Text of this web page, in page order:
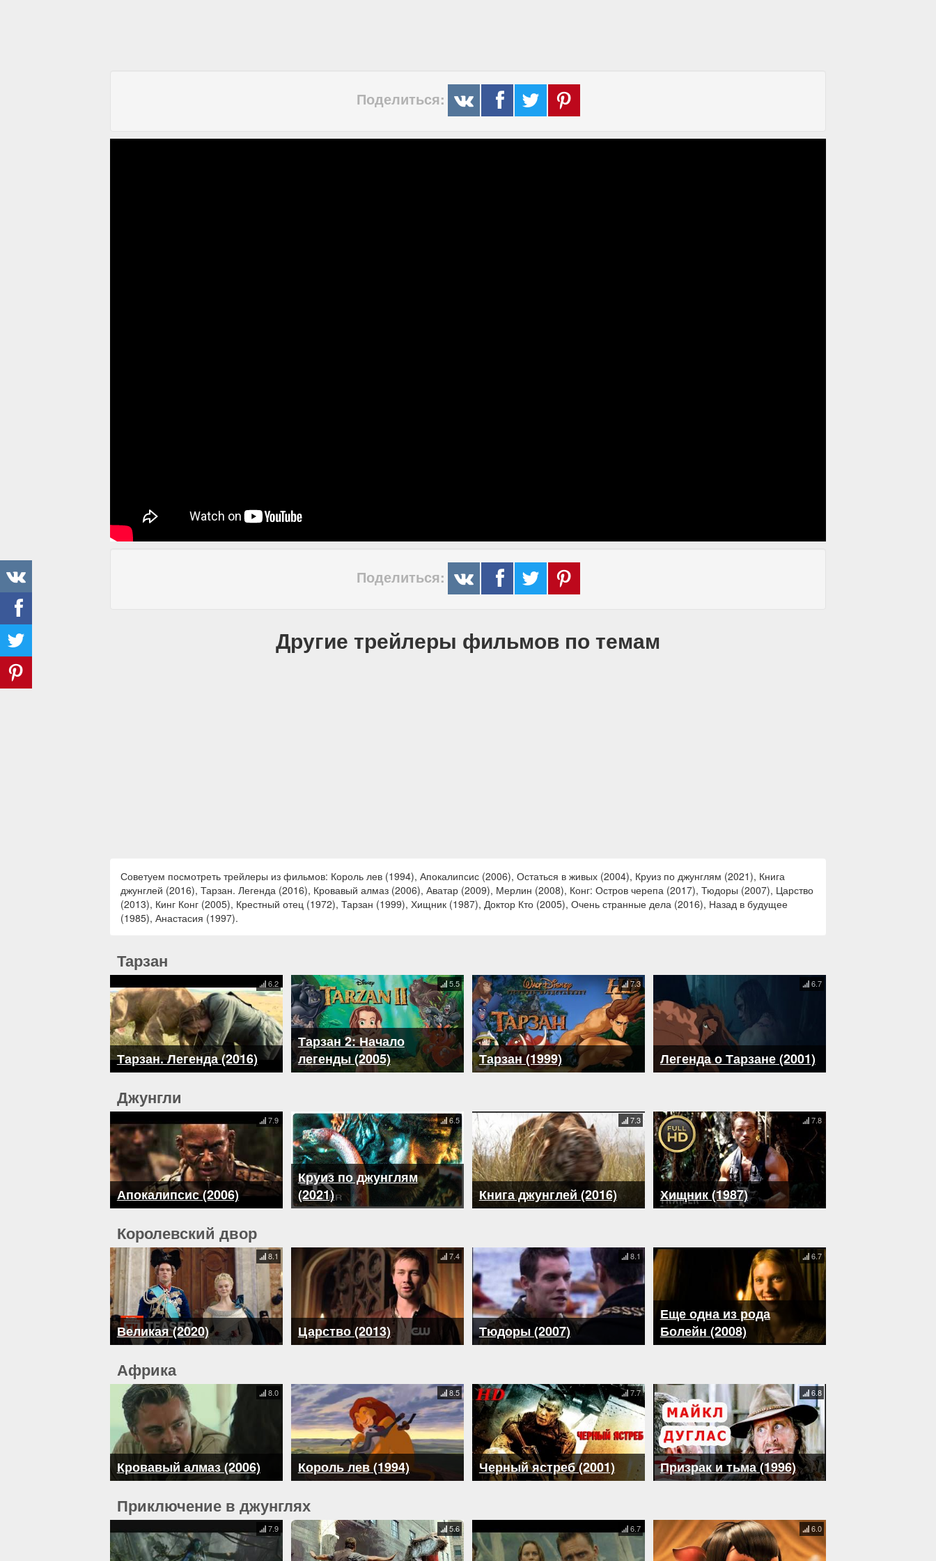
Поделиться:
Поделиться:
Другие трейлеры фильмов по темам
Советуем посмотреть трейлеры из фильмов: Король лев (1994), Апокалипсис (2006), Остаться в живых (2004), Круиз по джунглям (2021), Книга
джунглей (2016), Тарзан. Легенда (2016), Кровавый алмаз (2006), Аватар (2009), Мерлин (2008), Конг: Остров черепа (2017), Тюдоры (2007), Царство
(2013), Кинг Конг (2005), Крестный отец (1972), Тарзан (1999), Хищник (1987), Доктор Кто (2005), Очень странные дела (2016), Назад в будущее
(1985), Анастасия (1997).
Тарзан
Тарзан. Легенда (2016)
6.2
Тарзан 2: Начало
легенды (2005)
5.5
Тарзан (1999)
7.3
Легенда о Тарзане (2001)
6.7
Джунгли
Апокалипсис (2006)
7.9
Круиз по джунглям
(2021)
6.5
Книга джунглей (2016)
7.3
Хищник (1987)
7.8
Королевский двор
Великая (2020)
8.1
Царство (2013)
7.4
Тюдоры (2007)
8.1
Еще одна из рода
Болейн (2008)
6.7
Африка
Кровавый алмаз (2006)
8.0
Король лев (1994)
8.5
Черный ястреб (2001)
7.7
Призрак и тьма (1996)
6.8
Приключение в джунглях
7.9 5.6 6.7 6.0